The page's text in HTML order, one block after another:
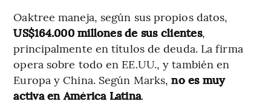
Oaktree maneja, según sus propios datos,
US$164.000 millones de sus clientes,
principalmente en títulos de deuda. La firma
opera sobre todo en EE.UU., y también en
Europa y China. Según Marks,no es muy
activa en América Latina.